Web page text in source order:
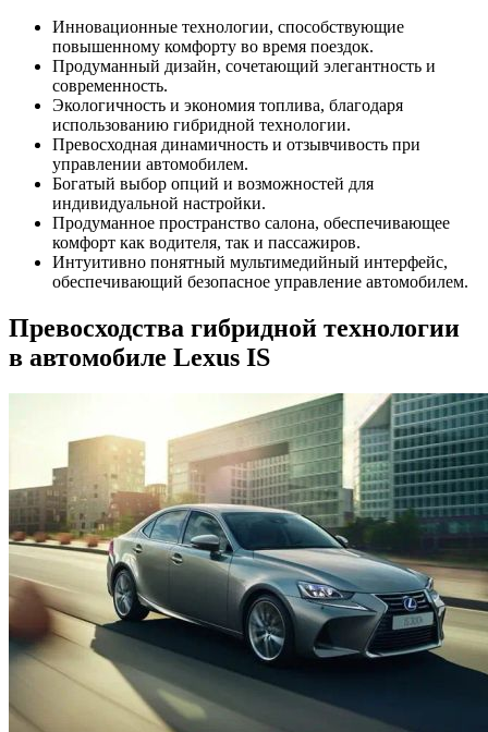
Инновационные технологии, способствующие
повышенному комфорту во время поездок.
Продуманный дизайн, сочетающий элегантность и
современность.
Экологичность и экономия топлива, благодаря
использованию гибридной технологии.
Превосходная динамичность и отзывчивость при
управлении автомобилем.
Богатый выбор опций и возможностей для
индивидуальной настройки.
Продуманное пространство салона, обеспечивающее
комфорт как водителя, так и пассажиров.
Интуитивно понятный мультимедийный интерфейс,
обеспечивающий безопасное управление автомобилем.
Превосходства гибридной технологии
в автомобиле Lexus IS